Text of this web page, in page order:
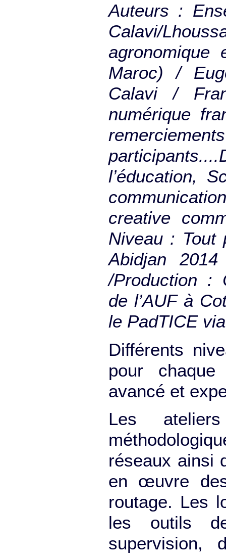
Auteurs :
Calavi/
agronomique
Maroc) /
Calavi /
numérique
l’éducation,
creative
Niveau : Tout
Abidjan
/Production :
de l’AUF à
le PadTICE
Différents
pour chaque
avancé et
Les
réseaux ainsi
en œuvre
routage. Les
les outils
supervision,